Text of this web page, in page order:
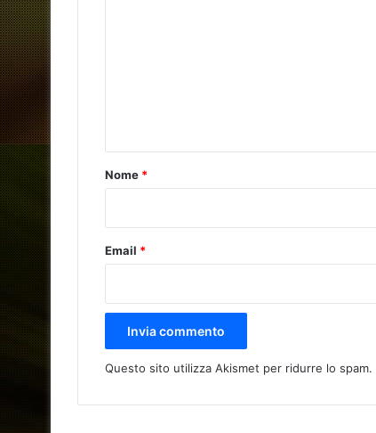
o
Nome *
Email *
Questo sito utilizza Akismet per ridurre lo spam.